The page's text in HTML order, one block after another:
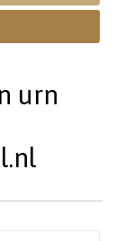
urn